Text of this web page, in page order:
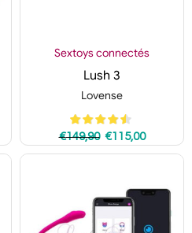
Sextoys connectés
Lush 3
Lovense
€149,90 €115,00